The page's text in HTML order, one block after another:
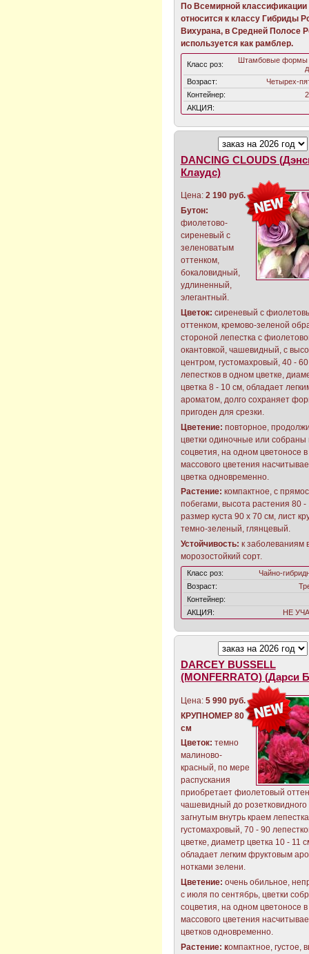
По Всемирной классификации
относится к классу Гибриды
Вихурана, в Средней Полосе
используется как рамблер.
Класс роз:
Штамбовые формы
Возраст:
Четырех-
Контейнер:
АКЦИЯ:
DANCING CLOUDS
Клаудс)
Цена: 2 190 руб.
Бутон:
фиолетово-
сиреневый с
зеленоватым
оттенком,
бокаловидный,
удлиненный,
элегантный.
Цветок: сиреневый с
оттенком, кремово-зеленой
стороной лепестка с
окантовкой, чашевидный, с
центром, густомахровый, 40 - 60
лепестков в одном цветке,
цветка 8 - 10 см, обладает
ароматом, долго сохраняет
пригоден для срезки.
Цветение: повторное,
цветки одиночные или собраны
соцветия, на одном цветоносе
массового цветения
цветка одновременно.
Растение: компактное, с
побегами, высота растения 80 -
размер куста 90 х 70 см, лист
темно-зеленый, глянцевый.
Устойчивость: к заболеваниям
морозостойкий сорт.
Класс роз:
Чайно-
Возраст:
Контейнер:
АКЦИЯ:
НЕ
DARCEY BUSSELL
(MONFERRATO) (Дарси
Цена: 5 990 руб.
КРУПНОМЕР 80
см
Цветок: темно
малиново-
красный, по мере
распускания
приобретает фиолетовый
чашевидный до розетковидного
загнутым внутрь краем
густомахровый, 70 - 90
цветке, диаметр цветка 10 - 11
обладает легким фруктовым
нотками зелени.
Цветение: очень обильное,
с июля по сентябрь, цветки
соцветия, на одном цветоносе
массового цветения
цветков одновременно.
Растение: компактное, густое,